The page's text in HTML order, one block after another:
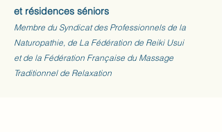
et résidences séniors
Membre du Syndicat des Professionnels de la
Naturopathie, de La Fédération de Reiki Usui
et de la Fédération Française du Massage
Traditionnel de Relaxation